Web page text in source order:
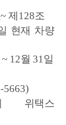
~ 제 128조
현재 차량
~ 12월 31일
5663)
위택스